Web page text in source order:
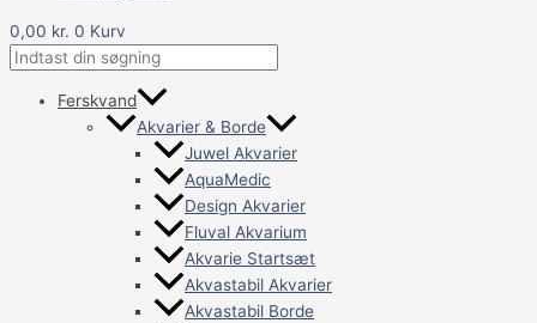
0,00 kr. 0 Kurv
Ferskvand
Akvarier & Borde
Juwel Akvarier
AquaMedic
Design Akvarier
Fluval Akvarium
Akvarie Startsæt
Akvastabil Akvarier
Akvastabil Borde